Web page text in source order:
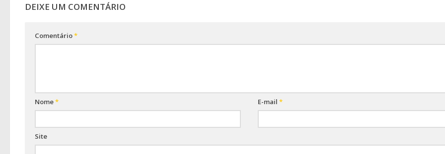
DEIXE UM COMENTÁRIO
Comentário*
Nome* E-mail*
Site